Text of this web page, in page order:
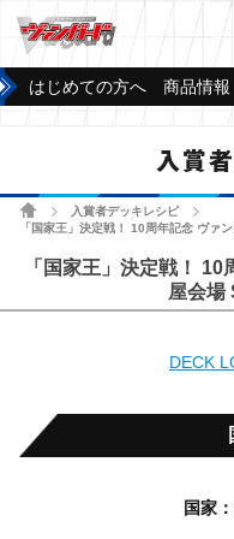
はじめての方へ 商品情報
入賞
ホーム 入賞者デッキレシピ
「国家王」決定戦！ 10周年記念 ヴァ
「国家王」決定戦！
屋会場
DECK
国家